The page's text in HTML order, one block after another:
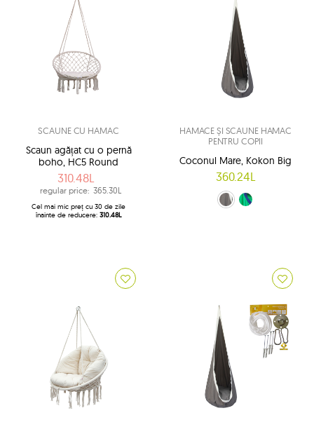
SCAUNE CU HAMAC
Scaun agățat cu o pernă
boho, HC5 Round
310.48L
regular price: 365.30L
Cel mai mic preț cu 30 de zile
înainte de reducere: 310.48L
HAMACE ȘI SCAUNE HAMAC
PENTRU COPII
Coconul Mare, Kokon Big
360.24L
gri (1)
verde și bleumarin (5)